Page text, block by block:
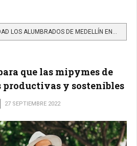
que las mipymes de
productivas y sostenibles
27 SEPTIEMBRE 2022